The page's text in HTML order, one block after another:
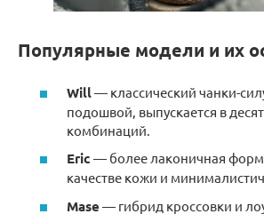
Популярные модели и их
Will— классический чанки-
подошвой, выпускается в
комбинаций.
Eric — более лаконичная
качестве кожи и
Mase — гибрид кроссовки и